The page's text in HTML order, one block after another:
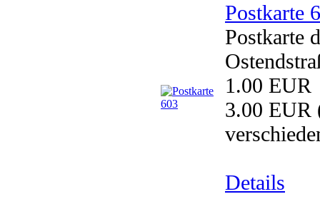
Postkarte
Postkarte
1.00 EUR
3.00 EUR
Details